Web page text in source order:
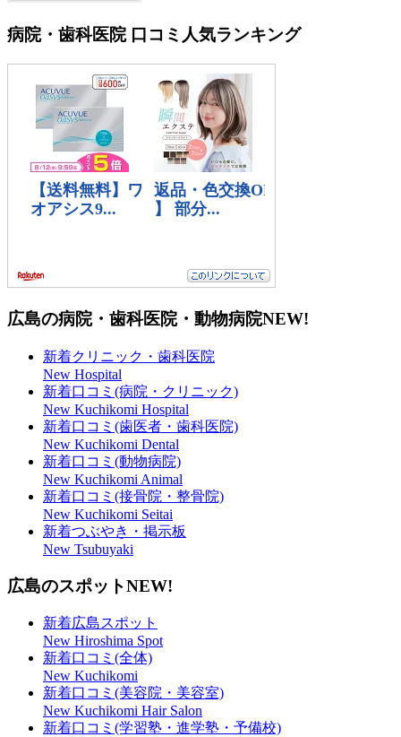
病院・歯科医院 口コミ人気ランキング
広島の病院・歯科医院・動物病院NEW!
新着クリニック・歯科医院
New Hospital
新着口コミ(病院・クリニック)
New Kuchikomi Hospital
新着口コミ(歯医者・歯科医院)
New Kuchikomi Dental
新着口コミ(動物病院)
New Kuchikomi Animal
新着口コミ(接骨院・整骨院)
New Kuchikomi Seitai
新着つぶやき・掲示板
New Tsubuyaki
広島のスポットNEW!
新着広島スポット
New Hiroshima Spot
新着口コミ(全体)
New Kuchikomi
新着口コミ(美容院・美容室)
New Kuchikomi Hair Salon
新着口コミ(学習塾・進学塾・予備校)